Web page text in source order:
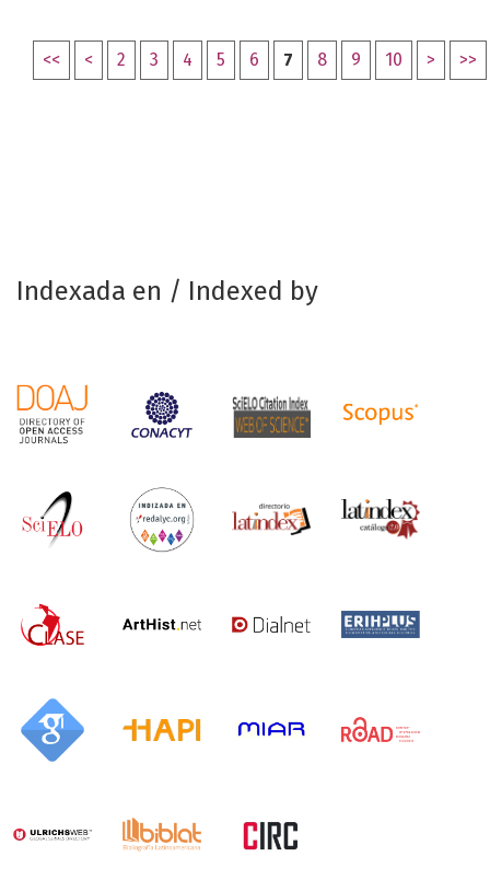
<< < 2 3 4 5 6 7 8 9 10 > >>
Indexada en / Indexed by